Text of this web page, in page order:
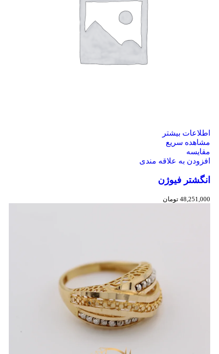
اطلاعات بیشتر
مشاهده سریع
مقایسه
افزودن به علاقه مندی
انگشتر فیوژن
48,251,000 تومان